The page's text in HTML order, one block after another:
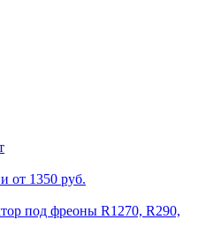
от 1350 руб.
под фреоны R1270, R290,